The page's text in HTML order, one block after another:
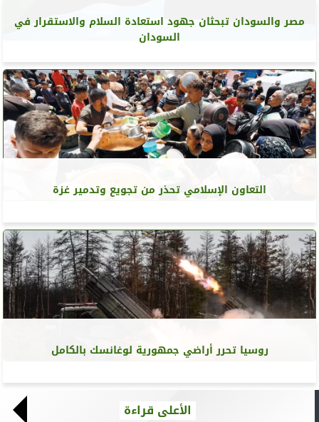
مصر والسودان تبحثان جهود استعادة السلام والاستقرار في
السودان
التعاون الإسلامي تحذر من تجويع وتدمير غزة
روسيا تحرر أراضي جمهورية لوغانسك بالكامل
الأعلى قراءة